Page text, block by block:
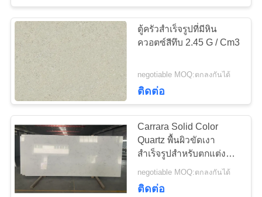
ติดต่อ
เรา
ข่าว
ขอ
ใบ
เสนอ
ตู้ครัวสำเร็จรูปที่มีหิน
ควอตซ์สีทึบ 2.45 G / Cm3
negotiable MOQ:ตกลงกันได้
ติดต่อ
Carrara Solid Color
Quartz พื้นผิวขัดเงา
สำเร็จรูปสำหรับตกแต่ง
negotiable MOQ:ตกลงกันได้
ติดต่อ